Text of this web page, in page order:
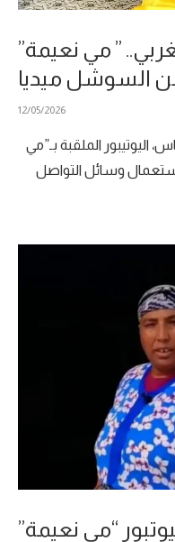
” مي نعيمة”
السوشل ميديا
12/05/2026
اليوتيبور الملقبة بـ”مي
وسائل التواصل
“مي نعيمة”